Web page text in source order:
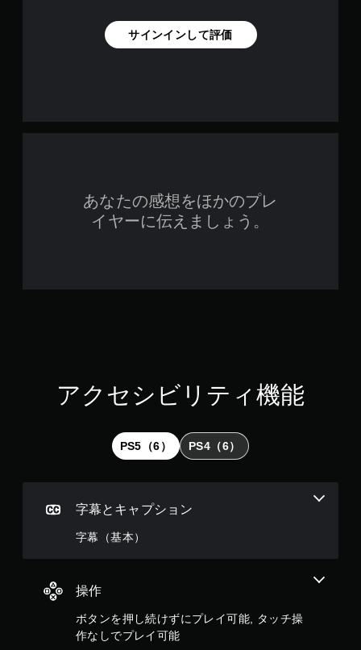
サインインして評価
あなたの感想をほかのプレ
イヤーに伝えましょう。
アクセシビリティ機能
PS5（6） PS4（6）
字幕とキャプション
字幕（基本）
操作
ボタンを押し続けずにプレイ可能, タッチ操
作なしでプレイ可能
。